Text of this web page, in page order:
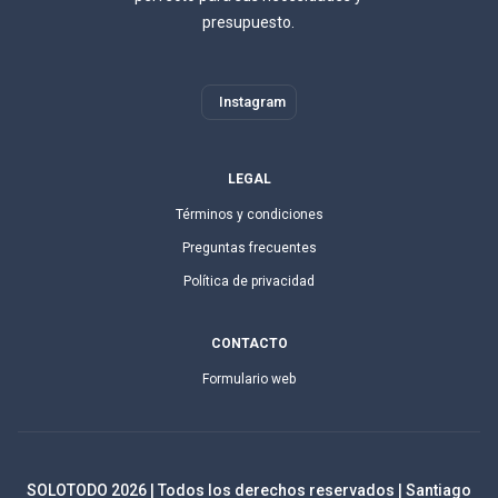
presupuesto.
Instagram
LEGAL
Términos y condiciones
Preguntas frecuentes
Política de privacidad
CONTACTO
Formulario web
SOLOTODO 2026 | Todos los derechos reservados | Santiago